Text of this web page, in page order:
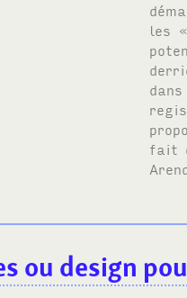
les «
fait
ou design